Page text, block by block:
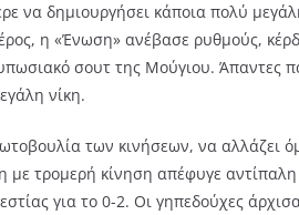
να δημιουργήσει κάποια πολύ
η «Ένωση» ανέβασε ρυθμούς,
σουτ της Μούγιου. Άπαντες
νίκη.
των κινήσεων, να αλλάζει
με τρομερή κίνηση απέφυγε αντίπαλη
για το 0-2. Οι γηπεδούχες